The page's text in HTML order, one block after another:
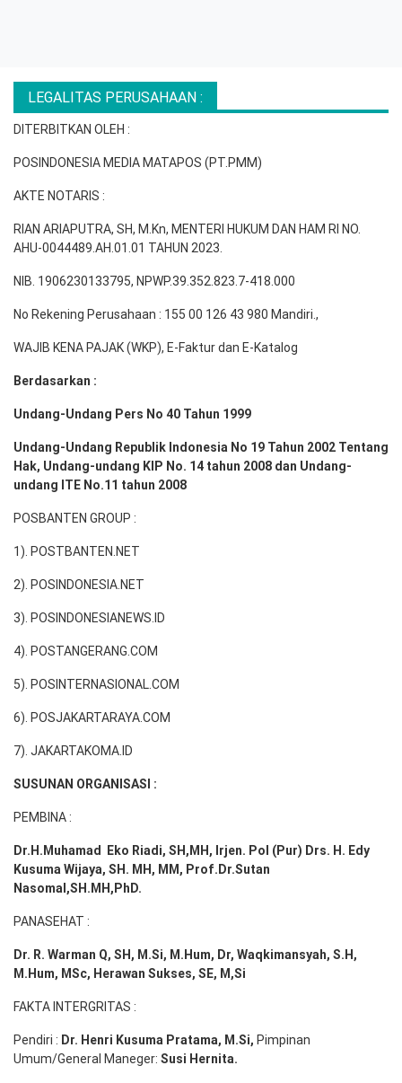
LEGALITAS PERUSAHAAN :
DITERBITKAN OLEH :
POSINDONESIA MEDIA MATAPOS (PT.PMM)
AKTE NOTARIS :
RIAN ARIAPUTRA, SH, M.Kn, MENTERI HUKUM DAN HAM RI NO.
AHU-0044489.AH.01.01 TAHUN 2023.
NIB. 1906230133795, NPWP.39.352.823.7-418.000
No Rekening Perusahaan : 155 00 126 43 980 Mandiri.,
WAJIB KENA PAJAK (WKP), E-Faktur dan E-Katalog
Berdasarkan :
Undang-Undang Pers No 40 Tahun 1999
Undang-Undang Republik Indonesia No 19 Tahun 2002 Tentang
Hak, Undang-undang KIP No. 14 tahun 2008 dan Undang-
undang ITE No.11 tahun 2008
POSBANTEN GROUP :
1). POSTBANTEN.NET
2). POSINDONESIA.NET
3). POSINDONESIANEWS.ID
4). POSTANGERANG.COM
5). POSINTERNASIONAL.COM
6). POSJAKARTARAYA.COM
7). JAKARTAKOMA.ID
SUSUNAN ORGANISASI :
PEMBINA :
Dr.H.Muhamad Eko Riadi, SH,MH , Irjen. Pol (Pur) Drs. H. Edy
Kusuma Wijaya, SH. MH, MM, Prof. Dr.Sutan
Nasomal,SH.MH,PhD.
PANASEHAT :
Dr. R. Warman Q, SH, M.Si, M.Hum, Dr, Waqkimansyah, S.H,
M.Hum, MSc, Herawan Sukses, SE, M,Si
FAKTA INTERGRITAS :
Pendiri : Dr. Henri Kusuma Pratama, M.Si, Pimpinan
Umum/General Maneger: Susi Hernita.